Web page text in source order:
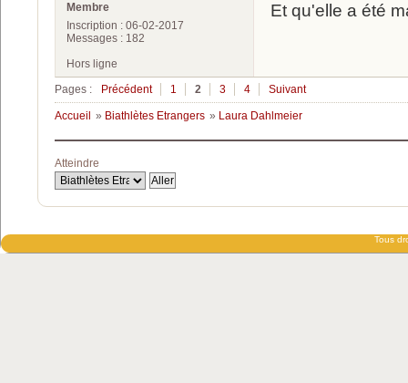
Membre
Inscription : 06-02-2017
Messages : 182
Et qu'elle a été
Hors ligne
Pages :
Précédent 1 2 3 4 Suivant
Accueil » Biathlètes Etrangers » Laura Dahlmeier
Atteindre
Tous